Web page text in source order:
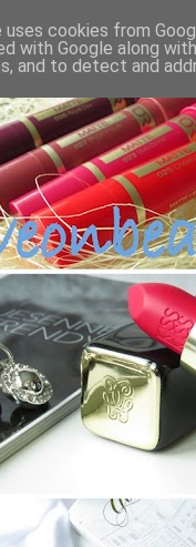
uses cookies from
with Google along
and to detect and